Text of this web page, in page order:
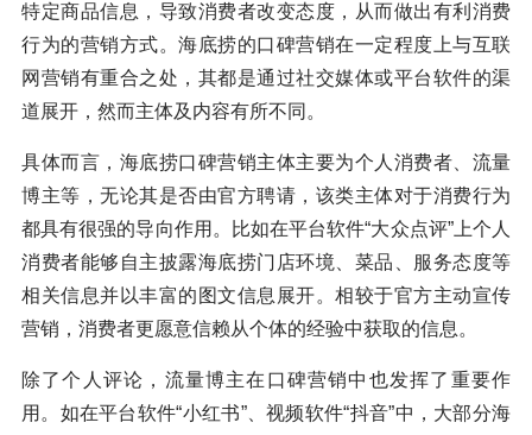
特定商品信息，导致消费者改变态度，从而做出有利消费
行为的营销方式。海底捞的口碑营销在一定程度上与互联
网营销有重合之处，其都是通过社交媒体或平台软件的渠
道展开，然而主体及内容有所不同。
具体而言，海底捞口碑营销主体主要为个人消费者、流量
博主等，无论其是否由官方聘请，该类主体对于消费行为
都具有很强的导向作用。比如在平台软件“大众点评”上个人
消费者能够自主披露海底捞门店环境、菜品、服务态度等
相关信息并以丰富的图文信息展开。相较于官方主动宣传
营销，消费者更愿意信赖从个体的经验中获取的信息。
除了个人评论，流量博主在口碑营销中也发挥了重要作
用。如在平台软件“小红书”、视频软件“抖音”中，大部分海